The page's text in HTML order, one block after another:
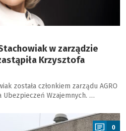
w zarządzie
Krzysztofa
została członkiem zarządu AGRO
Ubezpieczeń Wzajemnych. …
0